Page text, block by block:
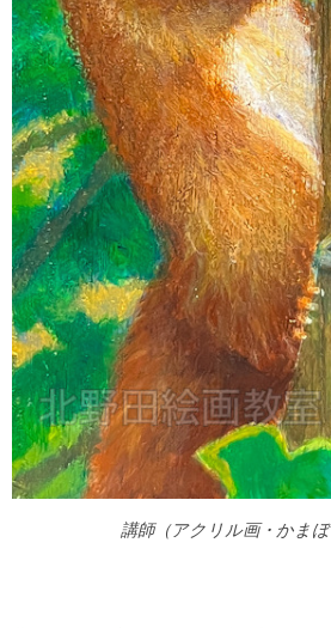
講師（アクリル画・かまぼ